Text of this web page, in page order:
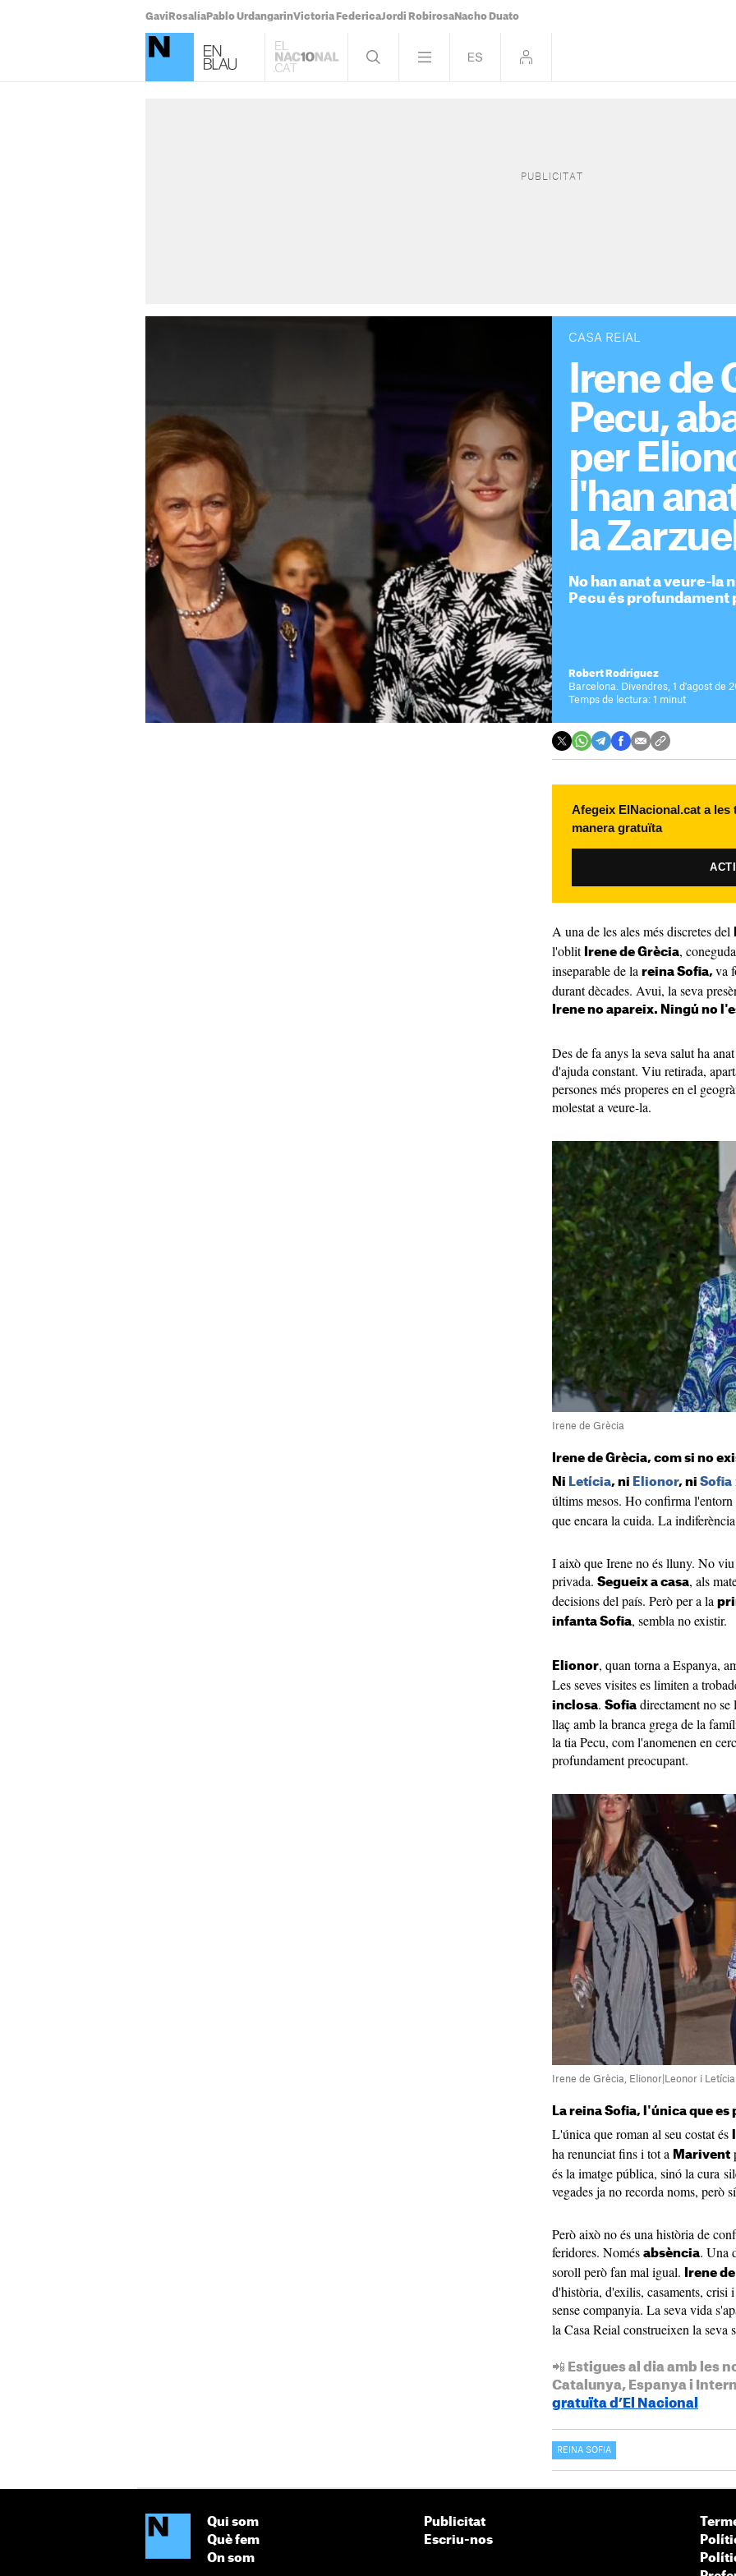
Gavi Rosalía Pablo UrdangarinVictoria FedericaJordi Robirosa Nacho Duato
CASA REIAL
Irene de
Pecu,
per
l'han
la
No han anat a veure-la
Pecu és profundament
Robert Rodríguez
Barcelona. Divendres, 1 d'agost de
Temps de lectura: 1 minut
Afegeix ElNacional.cat a
manera gratuïta
A una de les ales més discretes del
l'oblit Irene de Grècia,
inseparable de la reina Sofia, va
durant dècades. Avui, la seva
Irene no apareix. Ningú no
Des de fa anys la seva salut ha
d'ajuda constant. Viu retirada,
persones més properes en el
molestat a veure-la.
Irene de Grècia
Irene de Grècia, com si no
Ni Letícia, ni Elionor, ni Sofia
últims mesos. Ho confirma
que encara la cuida. La
I això que Irene no és lluny. No
privada. Segueix a casa, als
decisions del país. Però per a la
infanta Sofia, sembla no existir.
Elionor, quan torna a Espanya,
Les seves visites es limiten a
inclosa. Sofia directament no se
llaç amb la branca grega de la
la tia Pecu, com l'anomenen en
profundament preocupant.
Irene de Grècia, Elionor|Leonor i Letícia
La reina Sofia, l'única que
L'única que roman al seu costat és
ha renunciat fins i tot a Marivent
és la imatge pública, sinó la cura
vegades ja no recorda noms, però
Però això no és una història de
feridores. Només absència. Una
soroll però fan mal igual.
Irene
d'història, d'exilis, casaments, crisi
sense companyia. La seva vida
la Casa Reial construeixen la seva
📲 Estigues al dia amb les
Catalunya, Espanya i
gratuïta d’El Nacional
REINA SOFIA
Qui som
Què fem
On som
Publicitat
Escriu-nos